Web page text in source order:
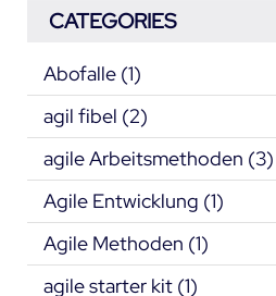
CATEGORIES
Abofalle (1)
agil fibel (2)
agile Arbeitsmethoden (3)
Agile Entwicklung (1)
Agile Methoden (1)
agile starter kit (1)